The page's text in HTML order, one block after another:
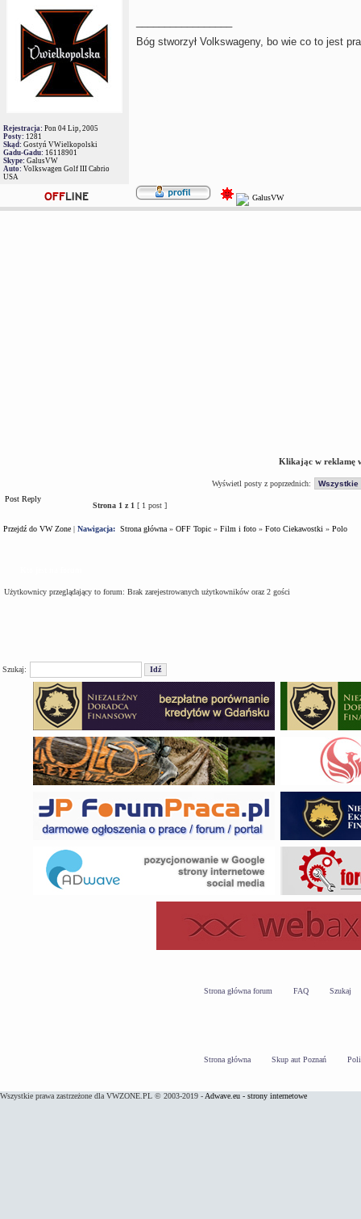
Rejestracja: Pon 04 Lip, 2005
Posty: 1281
Skąd: Gostyń VWielkopolski
Gadu-Gadu: 16118901
Skype: GalusVW
Auto: Volkswagen Golf III Cabrio
USA
Bóg stworzył Volkswageny, bo wie co to jest
Klikając w reklamę
Wyświetl posty z poprzednich:
Post Reply
Strona 1 z 1 [ 1 post ]
Przejdź do VW Zone | Nawigacja: Strona główna » OFF Topic » Film i foto » Foto Ciekawostki » Polo
Użytkownicy przeglądający to forum: Brak zarejestrowanych użytkowników oraz 2 gości
Szukaj:
Strona główna forum FAQ Szukaj
Strona główna Skup aut Poznań
Wszystkie prawa zastrzeżone dla VWZONE.PL © 2003-2019 - Adwave.eu - strony internetowe